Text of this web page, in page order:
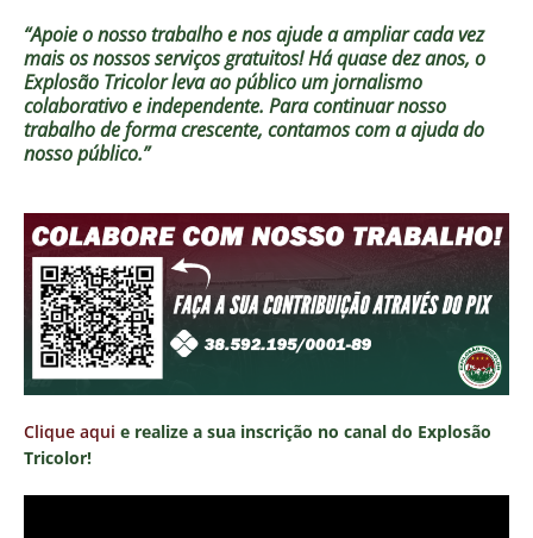
“Apoie o nosso trabalho e nos ajude a ampliar cada vez
mais os nossos serviços gratuitos!Há quase dez anos, o
Explosão Tricolor leva ao público um jornalismo
colaborativo e independente. Para continuar nosso
trabalho de forma crescente, contamos com a ajuda do
nosso público.”
Clique aqui e realize a sua inscrição no canal do Explosão
Tricolor!